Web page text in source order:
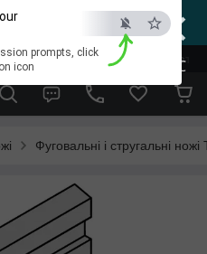
×
ESC
prompts, click
icon
зв'язок на viber
Фуговальні і стругальні